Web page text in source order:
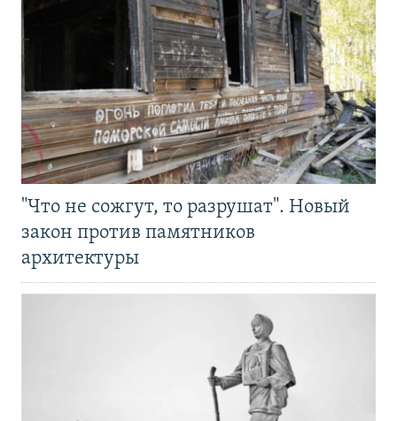
"Что не сожгут, то разрушат". Новый
закон против памятников
архитектуры